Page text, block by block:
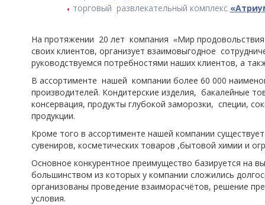
торговый развлекательный комплекс
На протяжении 20 лет компания «Мир
своих клиентов, организует взаимовыгодное
руководствуемся потребностями наших клиентов, а
В ассортименте нашей компании более 60 000
производителей. Кондитерские изделия, бакалейные
консервация, продукты глубокой заморозки, специи,
продукции.
Кроме того в ассортименте нашей компании
сувениров, косметических товаров ,бытовой химии и
Основное конкурентное преимущество базируется на
большинством из которых у компании сложились
организованы проведение взаиморасчётов, решение
условия.